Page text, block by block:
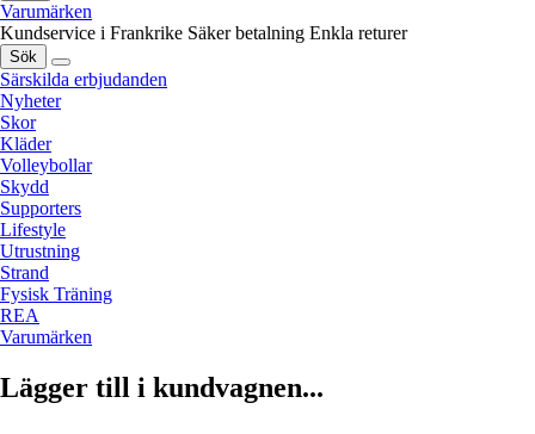
Varumärken
Kundservice i Frankrike Säker betalning Enkla returer
Sök
Särskilda erbjudanden
Nyheter
Skor
Kläder
Volleybollar
Skydd
Supporters
Lifestyle
Utrustning
Strand
Fysisk Träning
REA
Varumärken
Lägger till i kundvagnen...